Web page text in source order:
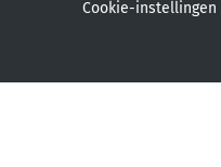
Cookie-instellingen